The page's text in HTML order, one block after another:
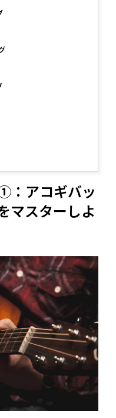
：アコギバッ
マスターしよ